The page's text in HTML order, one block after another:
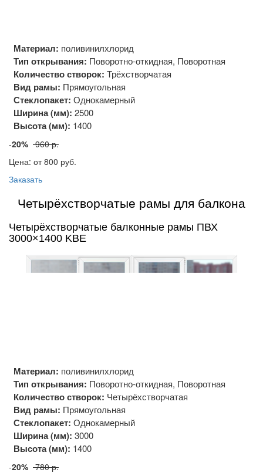
Материал: поливинилхлорид
Тип открывания: Поворотно-откидная, Поворотная
Количество створок: Трёхстворчатая
Вид рамы: Прямоугольная
Стеклопакет: Однокамерный
Ширина (мм): 2500
Высота (мм): 1400
-20% 960 р.
Цена: от 800 руб.
Заказать
Четырёхстворчатые рамы для балкона
Четырёхстворчатые балконные рамы ПВХ
3000×1400 KBE
Материал: поливинилхлорид
Тип открывания: Поворотно-откидная, Поворотная
Количество створок: Четырёхстворчатая
Вид рамы: Прямоугольная
Стеклопакет: Однокамерный
Ширина (мм): 3000
Высота (мм): 1400
-20% 780 р.